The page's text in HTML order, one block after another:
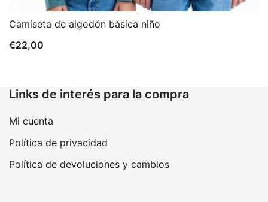
Camiseta de algodón básica niño
€22,00
Links de interés para la compra
Mi cuenta
Política de privacidad
Política de devoluciones y cambios